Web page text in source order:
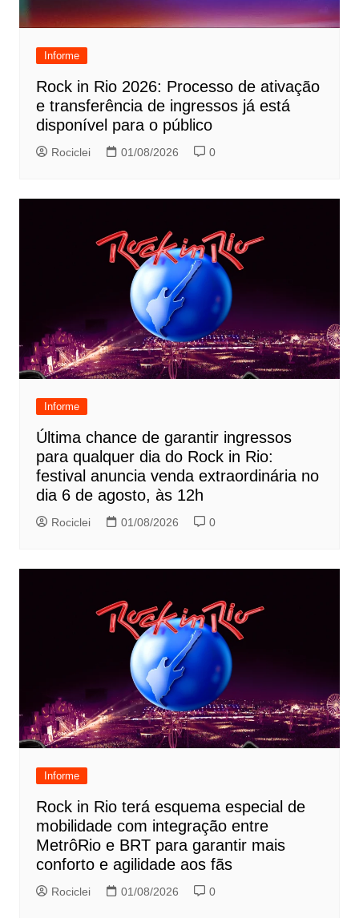
Informe
Rock in Rio 2026: Processo de ativação
e transferência de ingressos já está
disponível para o público
Rociclei 01/08/2026 0
Informe
Última chance de garantir ingressos
para qualquer dia do Rock in Rio:
festival anuncia venda extraordinária no
dia 6 de agosto, às 12h
Rociclei 01/08/2026 0
Informe
Rock in Rio terá esquema especial de
mobilidade com integração entre
MetrôRio e BRT para garantir mais
conforto e agilidade aos fãs
Rociclei 01/08/2026 0